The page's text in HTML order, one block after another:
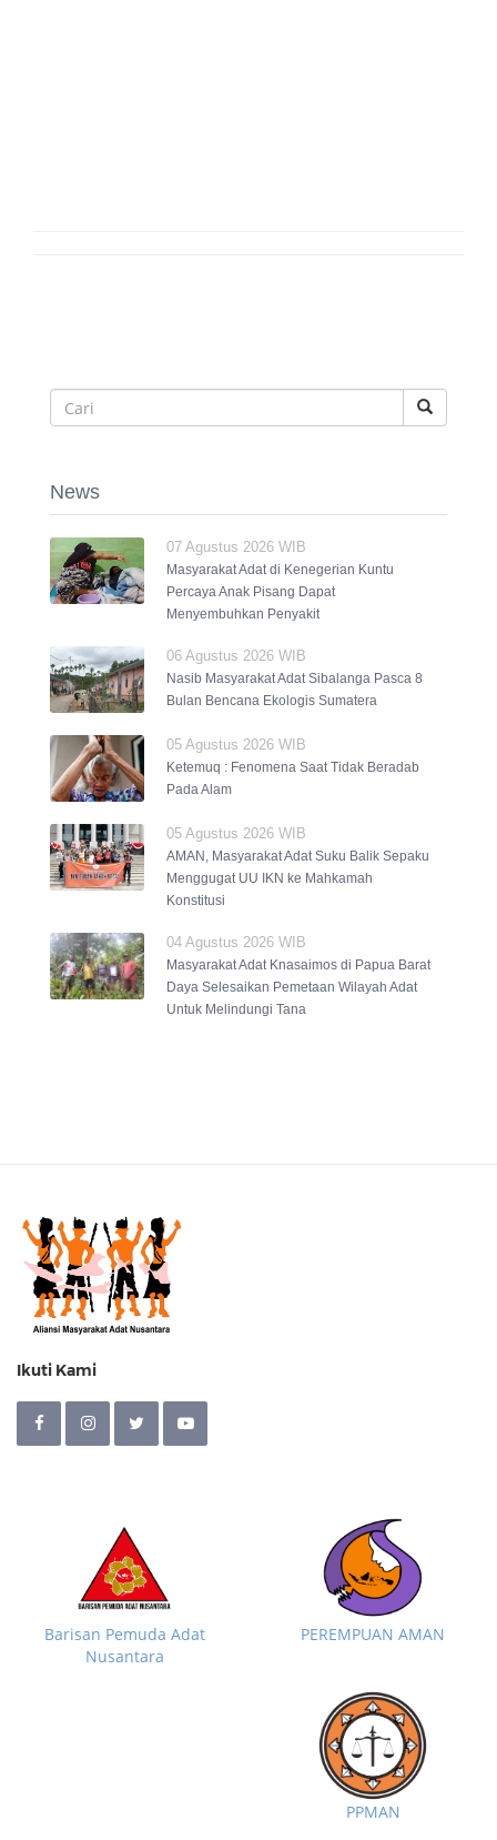
News
07 Agustus 2026 WIB
Masyarakat Adat di Kenegerian Kuntu
Percaya Anak Pisang Dapat
Menyembuhkan Penyakit
06 Agustus 2026 WIB
Nasib Masyarakat Adat Sibalanga Pasca 8
Bulan Bencana Ekologis Sumatera
05 Agustus 2026 WIB
Ketemuq : Fenomena Saat Tidak Beradab
Pada Alam
05 Agustus 2026 WIB
AMAN, Masyarakat Adat Suku Balik Sepaku
Menggugat UU IKN ke Mahkamah
Konstitusi
04 Agustus 2026 WIB
Masyarakat Adat Knasaimos di Papua Barat
Daya Selesaikan Pemetaan Wilayah Adat
Untuk Melindungi Tana
Ikuti Kami
Barisan Pemuda Adat
Nusantara
PEREMPUAN AMAN
PPMAN